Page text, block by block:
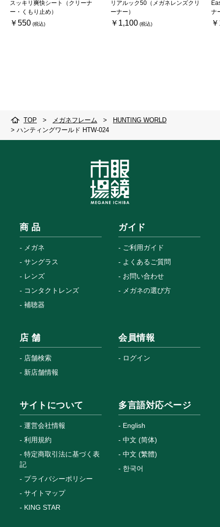
スッキリ爽快シート（クリーナ
ー・くもり止め）
￥550
リアルック50（メガネレンズクリ
ーナー）
￥1,100
ナ
TOP > メガネフレーム >
HUNTING WORLD
> ハンティングワールド HTW-024
商 品
メガネ
サングラス
レンズ
コンタクトレンズ
補聴器
ガイド
ご利用ガイド
よくあるご質問
お問い合わせ
メガネの選び方
店 舗
店舗検索
新店舗情報
会員情報
ログイン
サイトについて
運営会社情報
利用規約
特定商取引法に基づく表
記
プライバシーポリシー
サイトマップ
KING STAR
多言語対応ページ
English
中文 (简体)
中文 (繁體)
한국어